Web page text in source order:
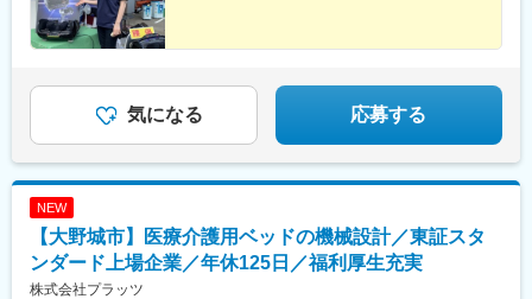
気になる 応募する
NEW
【大野城市】医療介護用ベッドの機械設計／東証スタ
ンダード上場企業／年休125日／福利厚生充実
株式会社プラッツ